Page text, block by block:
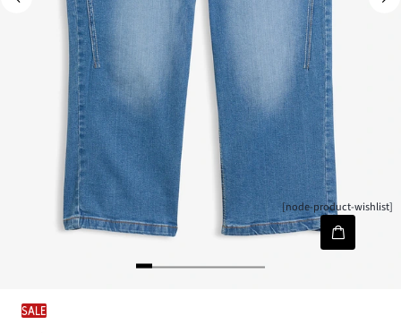
[node-product-wishlist]
SALE